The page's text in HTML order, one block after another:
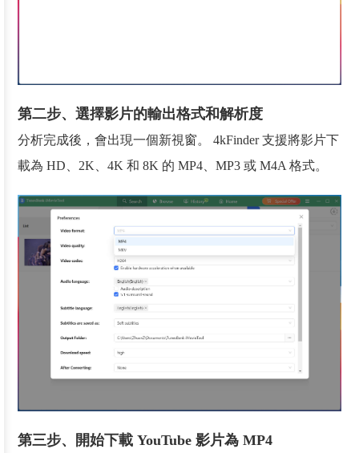
第二步、選擇影片的輸出格式和解析度
分析完成後，會出現一個新視窗。 4kFinder 支援將影片下
載為 HD、2K、4K 和 8K 的 MP4、MP3 或 M4A 格式。
第三步、開始下載 YouTube 影片為 MP4